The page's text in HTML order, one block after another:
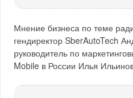
Мнение бизнеса по теме
гендиректор SberAutoTech
руководитель по
Mobile в России Илья